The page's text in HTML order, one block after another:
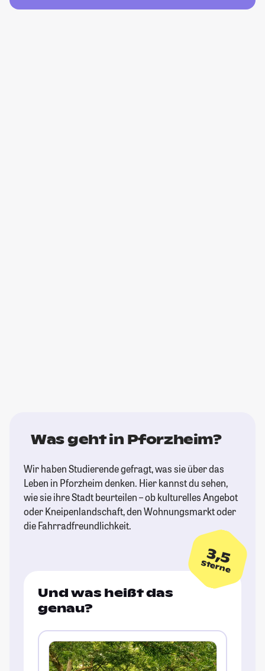
Was geht in Pforzheim?
Wir haben Studierende gefragt, was sie über das
Leben in Pforzheim denken. Hier kannst du sehen,
wie sie ihre Stadt beurteilen – ob kulturelles Angebot
oder Kneipenlandschaft, den Wohnungsmarkt oder
die Fahrradfreundlichkeit.
3,5
Sterne
Und was heißt das
genau?